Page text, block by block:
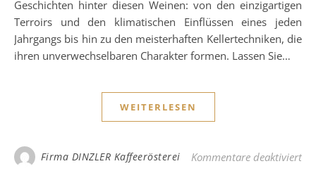
Geschichten hinter diesen Weinen: von den einzigartigen
Terroirs und den klimatischen Einflüssen eines jeden
Jahrgangs bis hin zu den meisterhaften Kellertechniken, die
ihren unverwechselbaren Charakter formen. Lassen Sie…
WEITERLESEN
Firma DINZLER Kaffeerösterei Kommentare deaktiviertfür